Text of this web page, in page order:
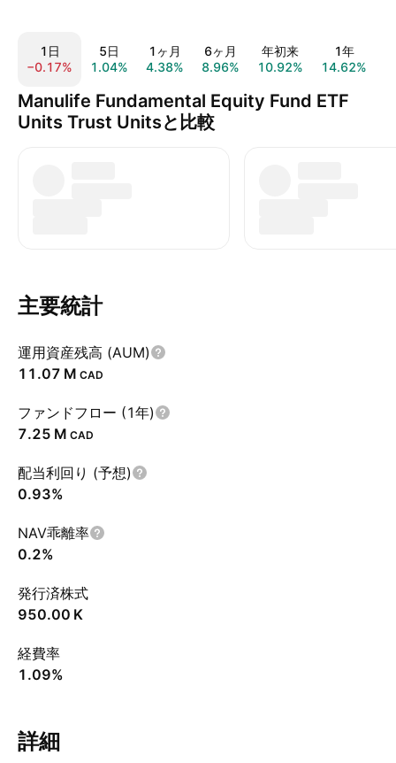
1日
−0.17%
5日
1.04%
1ヶ月
4.38%
6ヶ月
8.96%
年初来
10.92%
1年
14.62%
Manulife Fundamental Equity Fund ETF
Units Trust Unitsと比較
主要統計
運用資産残高 (AUM)
‪11.07 M‬ CAD
ファンドフロー (1年)
‪7.25 M‬ CAD
配当利回り (予想)
0.93%
NAV乖離率
0.2%
発行済株式
‪950.00 K‬
経費率
1.09%
詳細